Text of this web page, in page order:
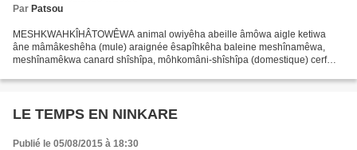
Par Patsou
MESHKWAHKÎHÂTOWÊWA animal owiyêha abeille âmôwa aigle ketiwa
âne mâmâkeshêha (mule) araignée êsapîhkêha baleine meshînamêwa,
meshînamêkwa canard shîshîpa, môhkomâni-shîshîpa (domestique) cerf
LE TEMPS EN NINKARE
Publié le 05/08/2015 à 18:30